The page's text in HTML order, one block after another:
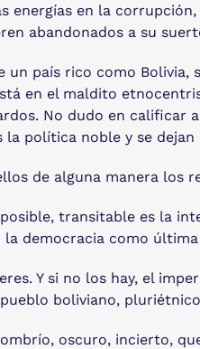
energías en la
abandonados a su
un país rico como
en el maldito
No dudo en calificar
política noble y se
de alguna manera los
transitable es la
democracia como última
Y si no los hay, el
boliviano,
oscuro, incierto,